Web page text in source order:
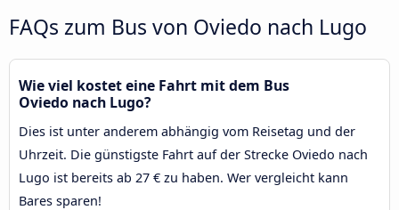
FAQs zum Bus von Oviedo nach Lugo
Wie viel kostet eine Fahrt mit dem Bus
Oviedo nach Lugo?
Dies ist unter anderem abhängig vom Reisetag und der
Uhrzeit. Die günstigste Fahrt auf der Strecke Oviedo nach
Lugo ist bereits ab 27 € zu haben. Wer vergleicht kann
Bares sparen!